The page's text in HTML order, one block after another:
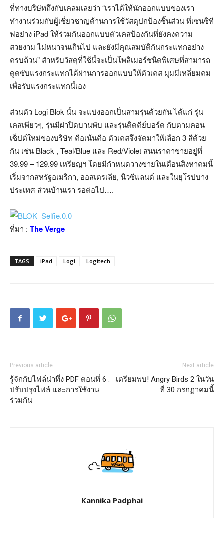
ที่ทางบริษัทถึงกับเคลมเลยว่า “เราได้ให้นักออกแบบของเรา
ทำงานร่วมกับผู้เชี่ยวชาญด้านการใช้วัสดุปกป้องชิ้นส่วน ที่เซนซิที
ฟอย่าง iPad ให้ร่วมกันออกแบบตัวเคสป้องกันที่ยังคงความ
สวยงาม ไม่หนาจนเกินไป และยังมีคุณสมบัติกันกระแทกอย่าง
ครบถ้วน” สำหรับวัสดุที่ใช้นี้จะเป็นโพลิเมอร์ชนิดพิเศษที่สามารถ
ดูดซับแรงกระแทกได้ผ่านการออกแบบให้ตัวเคส มุมมีเหลี่ยมคม
เพื่อรับแรงกระแทกนี้เอง
ส่วนตัว Logi Blok นั้น จะแบ่งออกเป็นสามรุ่นด้วยกัน ได้แก่ รุ่น
เคสเพียวๆ, รุ่นมีฝาปิดบานพับ และรุ่นติดคีย์บอร์ด กับตามคอน
เซ็ปต์ใหม่ของบริษัท คือเน้นคือ ตัวเคสจึงจัดมาให้เลือก 3 สีด้วย
กัน เช่น Black , Teal/Blue และ Red/Violet สนนราคาขายอยู่ที่
39.99 – 129.99 เหรียญฯ โดยมีกำหนดวางขายในเดือนสิงหาคมนี้
เริ่มจากสหรัฐอเมริกา, ออสเตรเลีย, นิวซีแลนด์ และในยุโรปบาง
ประเทศ ส่วนบ้านเรา รอต่อไป….
ที่มา : The Verge
TAGS iPad Logi Logitech
Previous article
รู้จักกับไฟล์น่าทึ่ง PDF ตอนที่ 6 :
ปรับปรุงไฟล์ และการใช้งาน
ร่วมกัน
Next article
เตรียมพบ! Angry Birds 2 ในวัน
ที่ 30 กรกฏาคมนี้
Kannika Padphai